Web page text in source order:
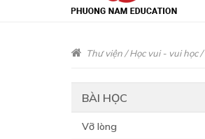
Thư viện/Học vui - vui học/
BÀI HỌC
Vỡ lòng